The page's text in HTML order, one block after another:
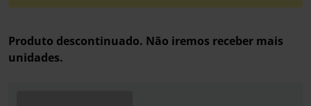
Produto descontinuado. Não iremos receber mais
unidades.